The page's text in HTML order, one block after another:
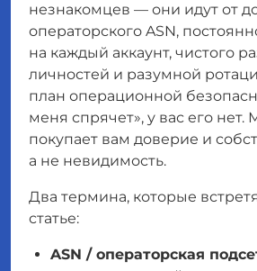
незнакомцев — они идут от
операторского ASN,
на каждый аккаунт, чистого
личностей и разумной
план операционной
меня спрячет», у вас его
покупает вам доверие и
а не невидимость.
Два термина, которые
статье:
ASN / операторская